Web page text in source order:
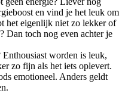
en vind je het leuk om
het eigenlijk niet zo lekker of
Dan toch nog even achter je
Enthousiast worden is leuk,
zo fijn als het iets oplevert.
emotioneel. Anders geldt